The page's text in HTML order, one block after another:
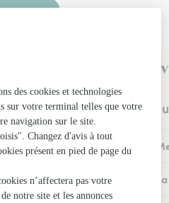
fleurs
et dans ses
Les
Fleuristes à
Fleuristes à